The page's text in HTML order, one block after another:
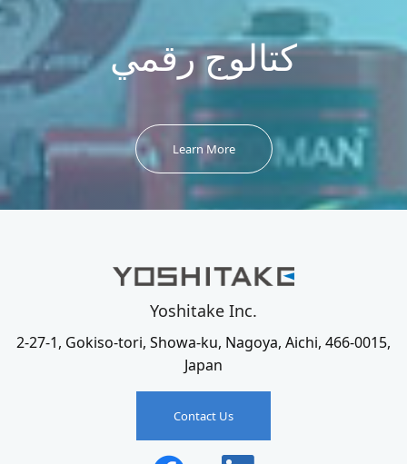
كتالوج رقمي
Learn More
Yoshitake Inc.
2-27-1, Gokiso-tori, Showa-ku, Nagoya, Aichi, 466-0015,
Japan
Contact Us